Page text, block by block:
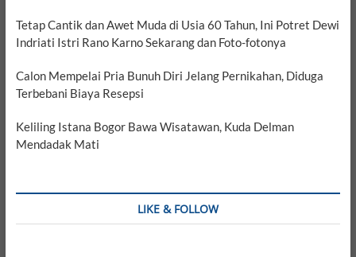
Tetap Cantik dan Awet Muda di Usia 60 Tahun, Ini Potret Dewi
Indriati Istri Rano Karno Sekarang dan Foto-fotonya
Calon Mempelai Pria Bunuh Diri Jelang Pernikahan, Diduga
Terbebani Biaya Resepsi
Keliling Istana Bogor Bawa Wisatawan, Kuda Delman
Mendadak Mati
LIKE & FOLLOW